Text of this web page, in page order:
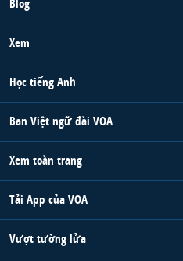
Blog
Xem
Học tiếng Anh
Ban Việt ngữ đài VOA
Xem toàn trang
Tải App của VOA
Vượt tường lửa